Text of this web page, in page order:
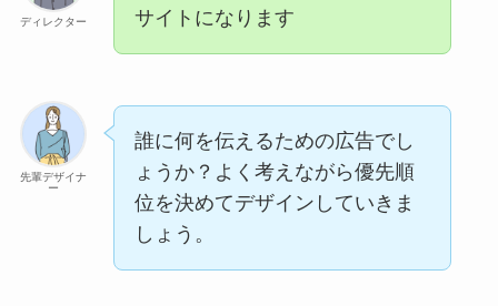
ディレクター
サイトになります
先輩デザイナ
ー
誰に何を伝えるための広告でし
ょうか？よく考えながら優先順
位を決めてデザインしていきま
しょう。